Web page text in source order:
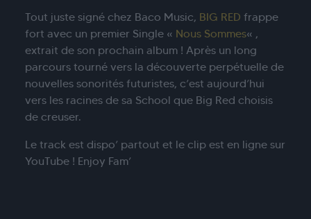
Tout juste signé chez Baco Music, BIG RED frappe
fort avec un premier Single « Nous Sommes« ,
extrait de son prochain album ! Après un long
parcours tourné vers la découverte perpétuelle de
nouvelles sonorités futuristes, c’est aujourd’hui
vers les racines de sa School que Big Red choisis
de creuser.
Le track est dispo’ partout et le clip est en ligne sur
YouTube ! Enjoy Fam’